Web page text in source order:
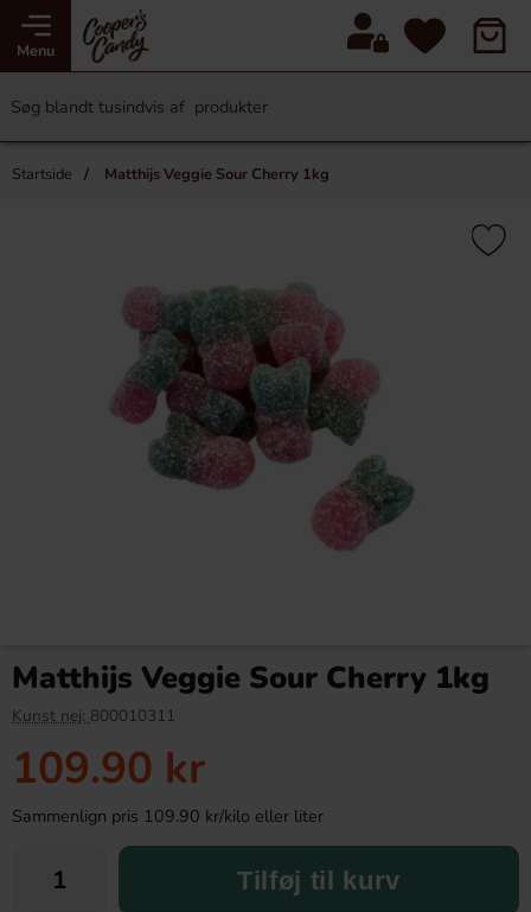
Menu
Startside Matthijs Veggie Sour Cherry 1kg
Matthijs Veggie Sour Cherry 1kg
Kunst nej: 800010311
109.90 kr
Sammenlign pris 109.90 kr/kilo eller liter
Tilføj til kurv